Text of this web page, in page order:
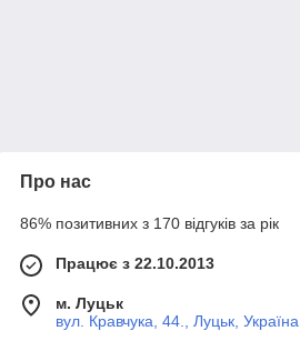
Про нас
86% позитивних з 170 відгуків за рік
Працює з 22.10.2013
м. Луцьк
вул. Кравчука, 44., Луцьк, Україна